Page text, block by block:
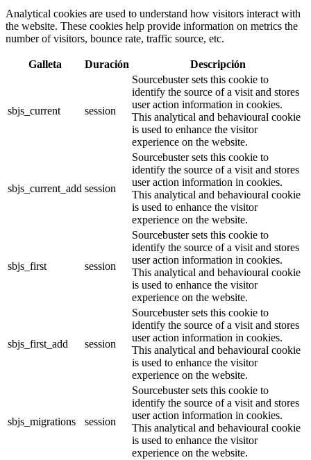
Analytical cookies are used to understand how visitors interact with
the website. These cookies help provide information on metrics the
number of visitors, bounce rate, traffic source, etc.
Galleta Duración Descripción
sbjs_current session
Sourcebuster sets this cookie to
identify the source of a visit and stores
user action information in cookies.
This analytical and behavioural cookie
is used to enhance the visitor
experience on the website.
sbjs_current_add session
Sourcebuster sets this cookie to
identify the source of a visit and stores
user action information in cookies.
This analytical and behavioural cookie
is used to enhance the visitor
experience on the website.
sbjs_first session
Sourcebuster sets this cookie to
identify the source of a visit and stores
user action information in cookies.
This analytical and behavioural cookie
is used to enhance the visitor
experience on the website.
sbjs_first_add session
Sourcebuster sets this cookie to
identify the source of a visit and stores
user action information in cookies.
This analytical and behavioural cookie
is used to enhance the visitor
experience on the website.
sbjs_migrations session
Sourcebuster sets this cookie to
identify the source of a visit and stores
user action information in cookies.
This analytical and behavioural cookie
is used to enhance the visitor
experience on the website.